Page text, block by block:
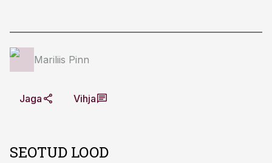
Mariliis Pinn
Jaga Vihja
SEOTUD LOOD